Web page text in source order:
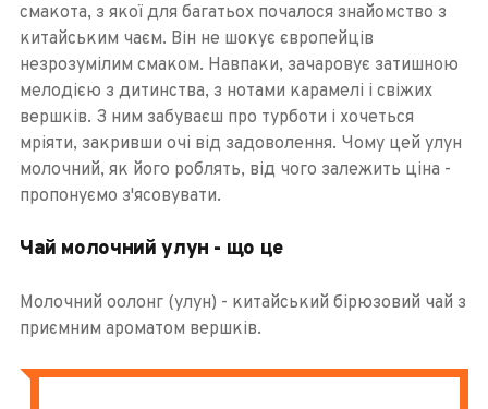
смакота, з якої для багатьох почалося знайомство з
китайським чаєм. Він не шокує європейців
незрозумілим смаком. Навпаки, зачаровує затишною
мелодією з дитинства, з нотами карамелі і свіжих
вершків. З ним забуваєш про турботи і хочеться
мріяти, закривши очі від задоволення. Чому цей улун
молочний, як його роблять, від чого залежить ціна -
пропонуємо з'ясовувати.
Чай молочний улун - що це
Молочний оолонг (улун) - китайський бірюзовий чай з
приємним ароматом вершків.